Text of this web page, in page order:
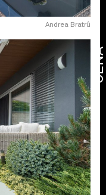
Andrea Bratrů
CENA